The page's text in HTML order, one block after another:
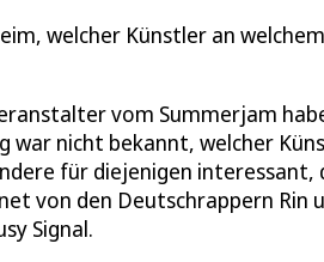
welcher Künstler an
vom Summerjam
war nicht bekannt, welcher
für diejenigen
von den Deutschrappern Rin
Signal.